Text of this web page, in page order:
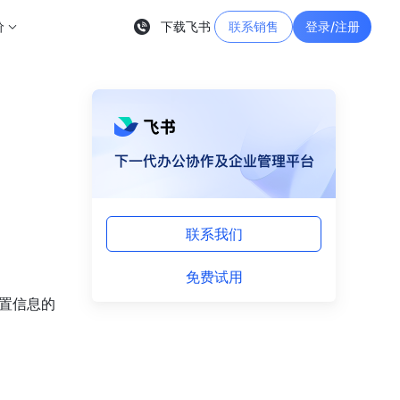
下载飞书 联系销售 登录/注册
联系我们
免费试用
信息的